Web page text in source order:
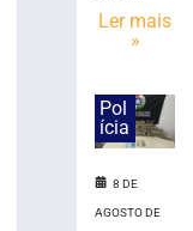
Blumenau
Ler mais
»
Pol
ícia
8 DE
AGOSTO DE